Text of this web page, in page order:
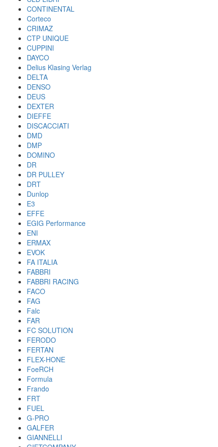
CONTINENTAL
Corteco
CRIMAZ
CTP UNIQUE
CUPPINI
DAYCO
Delius Klasing Verlag
DELTA
DENSO
DEUS
DEXTER
DIEFFE
DISCACCIATI
DMD
DMP
DOMINO
DR
DR PULLEY
DRT
Dunlop
E3
EFFE
EGIG Performance
ENI
ERMAX
EVOK
FA ITALIA
FABBRI
FABBRI RACING
FACO
FAG
Falc
FAR
FC SOLUTION
FERODO
FERTAN
FLEX-HONE
FoeRCH
Formula
Frando
FRT
FUEL
G-PRO
GALFER
GIANNELLI